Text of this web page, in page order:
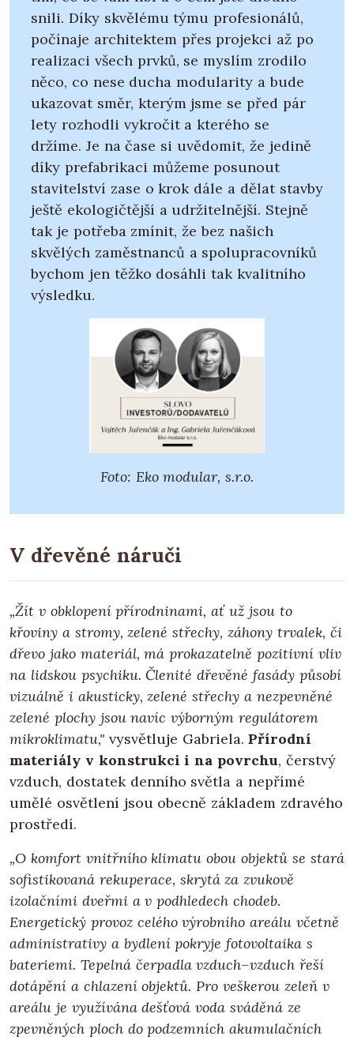
snili. Díky skvělému týmu profesionálů,
počínaje architektem přes projekci až po
realizaci všech prvků, se myslím zrodilo
něco, co nese ducha modularity a bude
ukazovat směr, kterým jsme se před pár
lety rozhodli vykročit a kterého se
držíme. Je na čase si uvědomit, že jedině
díky prefabrikaci můžeme posunout
stavitelství zase o krok dále a dělat stavby
ještě ekologičtější a udržitelnější. Stejně
tak je potřeba zmínit, že bez našich
skvělých zaměstnanců a spolupracovníků
bychom jen těžko dosáhli tak kvalitního
výsledku.
Foto: Eko modular, s.r.o.
V dřevěné náruči
„Žít v obklopení přírodninami, ať už jsou to
křoviny a stromy, zelené střechy, záhony trvalek, či
dřevo jako materiál, má prokazatelně pozitivní vliv
na lidskou psychiku. Členité dřevěné fasády působí
vizuálně i akusticky, zelené střechy a nezpevněné
zelené plochy jsou navíc výborným regulátorem
mikroklimatu," vysvětluje Gabriela.Přírodní
materiály v konstrukci i na povrchu, čerstvý
vzduch, dostatek denního světla a nepřímé
umělé osvětlení jsou obecně základem zdravého
prostředí.
„O komfort vnitřního klimatu obou objektů se stará
sofistikovaná rekuperace, skrytá za zvukově
izolačními dveřmi a v podhledech chodeb.
Energetický provoz celého výrobního areálu včetně
administrativy a bydlení pokryje fotovoltaika s
bateriemi. Tepelná čerpadla vzduch–vzduch řeší
dotápění a chlazení objektů. Pro veškerou zeleň v
areálu je využívána dešťová voda sváděná ze
zpevněných ploch do podzemních akumulačních